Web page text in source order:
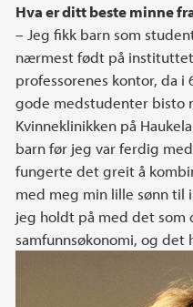
Hva er ditt beste minne
– Jeg fikk barn som
nærmest født på
professorenes kontor, da i
gode medstudenter bisto
Kvinneklinikken på
barn før jeg var ferdig
fungerte det greit å
med meg min lille sønn
jeg holdt på med det som
samfunnsøkonomi, og det